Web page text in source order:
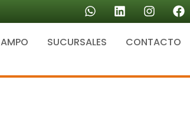
W
h
t
p
L
i
i
I
n
t
r
F
a
e
o
SUCURSALES CONTACTO